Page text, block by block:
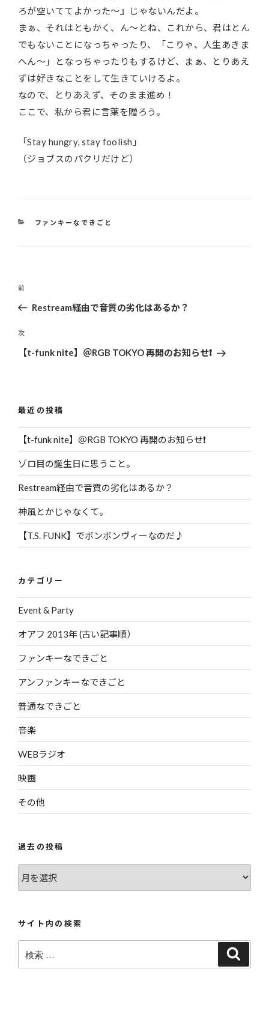
ろが空いててよかった〜』じゃないんだよ。
まぁ、それはともかく、ん〜とね、これから、君はとん
でもないことになっちゃったり、「こりゃ、人生あきま
へん〜」となっちゃったりもするけど、まぁ、とりあえ
ずは好きなことをして生きていけるよ。
なので、とりあえず、そのまま進め！
ここで、私から君に言葉を贈ろう。
「Stay hungry, stay foolish」
（ジョブスのパクリだけど）
カ
ファンキーなできごと
投
ナ
ビ
ゲ
ン
過
去
投
稿
前
Restream経由で音質の劣化はあるか？
次
の
次
【t-funk nite】＠RGB TOKYO 再開のお知らせ❗️
最近の投稿
【t-funk nite】＠RGB TOKYO 再開のお知らせ❗️
ゾロ目の誕生日に思うこと。
Restream経由で音質の劣化はあるか？
神風とかじゃなくて。
【T.S. FUNK】でボンボンヴィーなのだ♪
カテゴリー
Event & Party
オアフ 2013年 (古い記事順）
ファンキーなできごと
アンファンキーなできごと
普通なできごと
音楽
WEBラジオ
映画
その他
過去の投稿
去
稿
サイト内の検索
索: